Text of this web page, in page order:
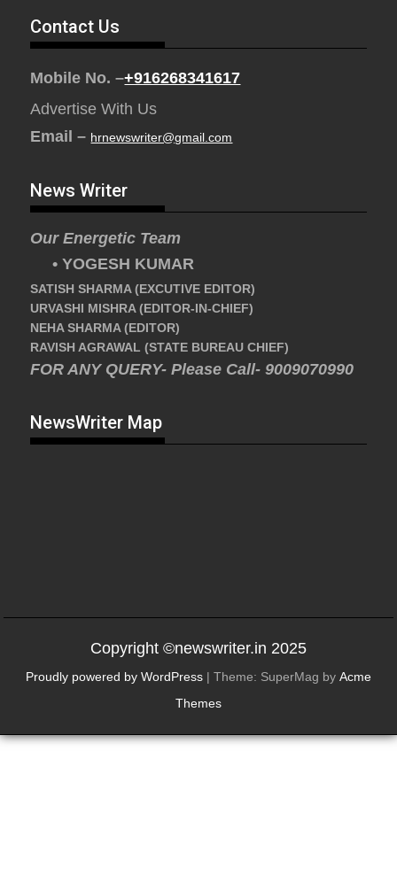
Contact Us
Mobile No. –+916268341617
Advertise With Us
Email – hrnewswriter@gmail.com
News Writer
Our Energetic Team
• YOGESH KUMAR
SATISH SHARMA (EXCUTIVE EDITOR)
URVASHI MISHRA (EDITOR-IN-CHIEF)
NEHA SHARMA (EDITOR)
RAVISH AGRAWAL (STATE BUREAU CHIEF)
FOR ANY QUERY- Please Call- 9009070990
NewsWriter Map
Copyright ©newswriter.in 2025
Proudly powered by WordPress | Theme: SuperMag by Acme
Themes